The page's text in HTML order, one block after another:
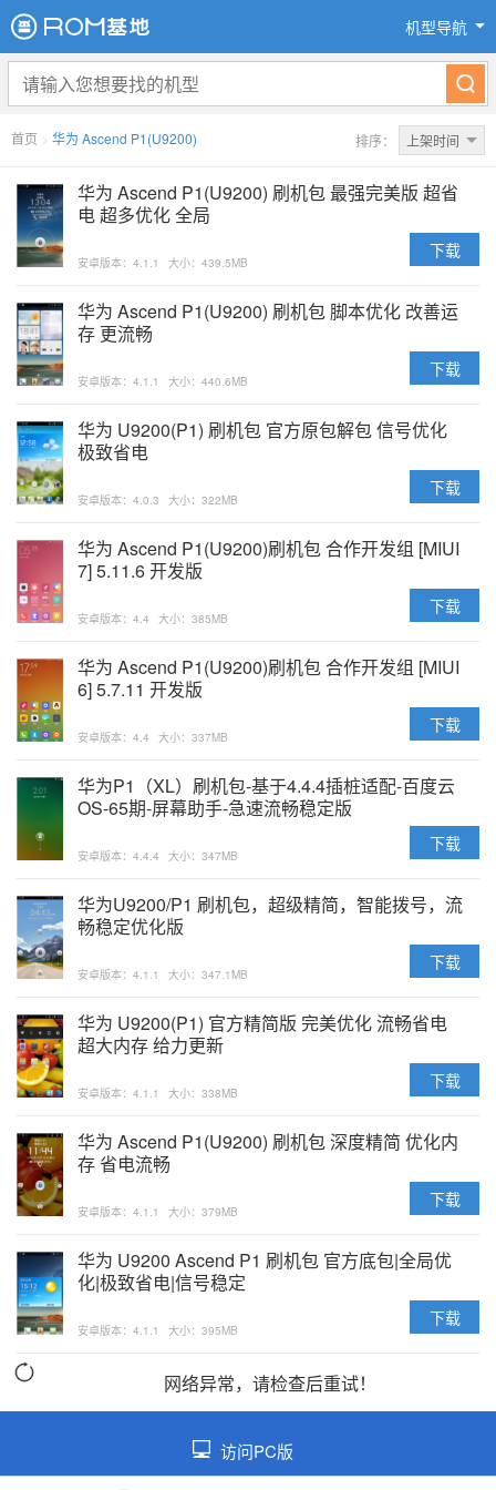
机型导航
首页 > 华为 Ascend P1(U9200) 排序： 上架时间
华为 Ascend P1(U9200) 刷机包 最强完美版 超省
电 超多优化 全局
安卓版本：4.1.1 大小：439.5MB
下载
华为 Ascend P1(U9200) 刷机包 脚本优化 改善运
存 更流畅
安卓版本：4.1.1 大小：440.6MB
下载
华为 U9200(P1) 刷机包 官方原包解包 信号优化
极致省电
安卓版本：4.0.3 大小：322MB
下载
华为 Ascend P1(U9200)刷机包 合作开发组 [MIUI
7] 5.11.6 开发版
安卓版本：4.4 大小：385MB
下载
华为 Ascend P1(U9200)刷机包 合作开发组 [MIUI
6] 5.7.11 开发版
安卓版本：4.4 大小：337MB
下载
华为P1（XL）刷机包-基于4.4.4插桩适配-百度云
OS-65期-屏幕助手-急速流畅稳定版
安卓版本：4.4.4 大小：347MB
下载
华为U9200/P1 刷机包，超级精简，智能拨号，流
畅稳定优化版
安卓版本：4.1.1 大小：347.1MB
下载
华为 U9200(P1) 官方精简版 完美优化 流畅省电
超大内存 给力更新
安卓版本：4.1.1 大小：338MB
下载
华为 Ascend P1(U9200) 刷机包 深度精简 优化内
存 省电流畅
安卓版本：4.1.1 大小：379MB
下载
华为 U9200 Ascend P1 刷机包 官方底包|全局优
化|极致省电|信号稳定
安卓版本：4.1.1 大小：395MB
下载
网络异常，请检查后重试！
访问PC版